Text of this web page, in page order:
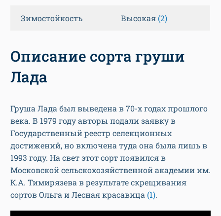
Зимостойкость Высокая (2)
Описание сорта груши
Лада
Груша Лада был выведена в 70-х годах прошлого
века. В 1979 году авторы подали заявку в
Государственный реестр селекционных
достижений, но включена туда она была лишь в
1993 году. На свет этот сорт появился в
Московской сельскохозяйственной академии им.
К.А. Тимирязева в результате скрещивания
сортов Ольга и Лесная красавица (1).